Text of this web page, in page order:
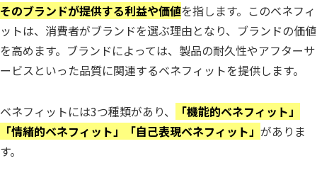
そのブランドが提供する利益や価値を指します。このベネフィ
ットは、消費者がブランドを選ぶ理由となり、ブランドの価値
を高めます。ブランドによっては、製品の耐久性やアフターサ
ービスといった品質に関連するベネフィットを提供します。
ベネフィットには3つ種類があり、
「機能的ベネフィット」
「情緒的ベネフィット」「自己表現ベネフィット」 がありま
す。